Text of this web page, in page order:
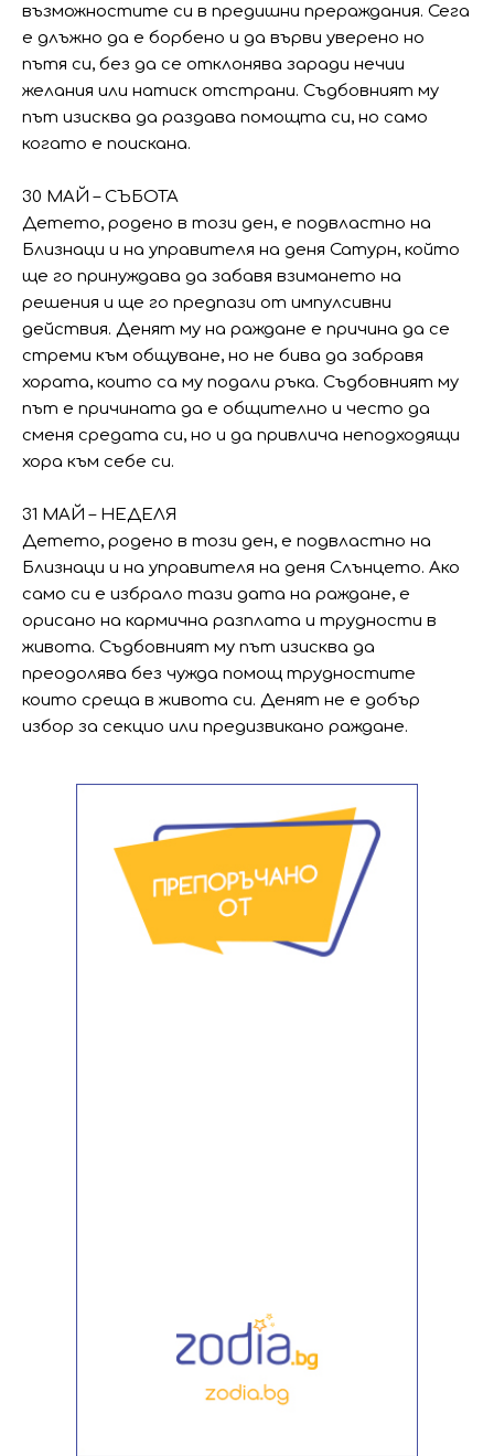
възможностите си в предишни прераждания. Сега
е длъжно да е борбено и да върви уверено но
пътя си, без да се отклонява заради нечии
желания или натиск отстрани. Съдбовният му
път изисква да раздава помощта си, но само
когато е поискана.
30 МАЙ – СЪБОТА
Детето, родено в този ден, е подвластно на
Близнаци и на управителя на деня Сатурн, който
ще го принуждава да забавя взимането на
решения и ще го предпази от импулсивни
действия. Денят му на раждане е причина да се
стреми към общуване, но не бива да забравя
хората, които са му подали ръка. Съдбовният му
път е причината да е общително и често да
сменя средата си, но и да привлича неподходящи
хора към себе си.
31 МАЙ – НЕДЕЛЯ
Детето, родено в този ден, е подвластно на
Близнаци и на управителя на деня Слънцето. Ако
само си е избрало тази дата на раждане, е
орисано на кармична разплата и трудности в
живота. Съдбовният му път изисква да
преодолява без чужда помощ трудностите
които среща в живота си. Денят не е добър
избор за секцио или предизвикано раждане.